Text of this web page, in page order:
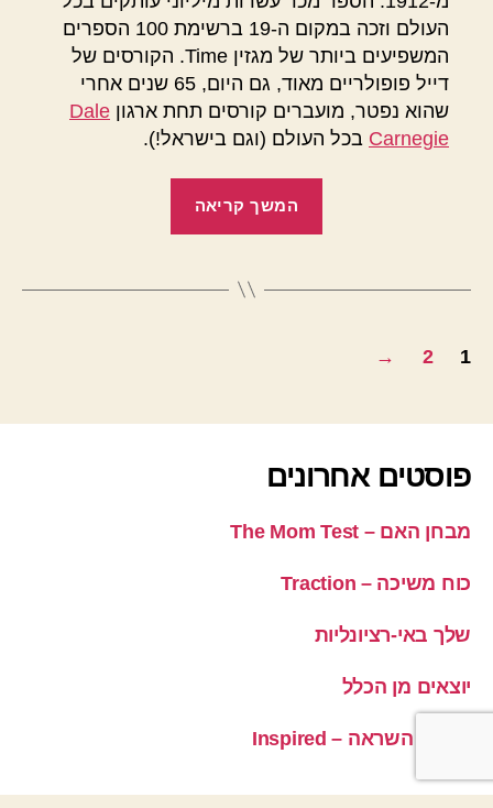
העולם וזכה במקום ה-19 ברשימת 100 הספרים
המשפיעים ביותר של מגזין Time. הקורסים של
דייל פופולריים מאוד, גם היום, 65 שנים אחרי
שהוא נפטר, מועברים קורסים תחת ארגון Dale
Carnegie בכל העולם (וגם בישראל!).
המשך קריאה
Posts1
2
→
פוסטים אחרונים
מבחן האם – The Mom Test
כוח משיכה – Traction
שלך באי-רציונליות
יוצאים מן הכלל
מעורר השראה – Inspired